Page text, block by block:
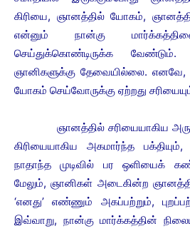
கிரியை, ஞானத்தில் யோகம்,
என்னும் நான்கு
செய்துக்கொண்டிருக்க
ஞானிகளுக்கு தேவையில்லை. எனவே,
யோகம் செய்வோருக்கு ஏற்றது
ஞானத்தில் சரியையாகிய
கிரியையாகிய அகமார்ந்த
நாதாந்த முடிவில் பர ஒளியைக்
மேலும், ஞானிகள் அடைகின்ற
‘எனது’ எண்ணும் அகப்பற்றும்,
இவ்வாறு, நான்கு மார்க்கத்தின்